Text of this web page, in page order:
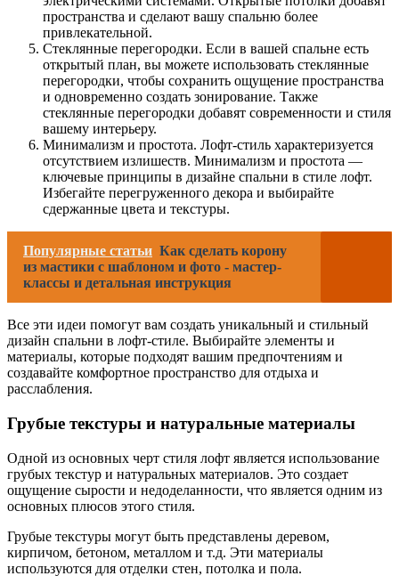
пространства и сделают вашу спальню более
привлекательной.
Стеклянные перегородки. Если в вашей спальне есть
открытый план, вы можете использовать стеклянные
перегородки, чтобы сохранить ощущение пространства
и одновременно создать зонирование. Также
стеклянные перегородки добавят современности и стиля
вашему интерьеру.
Минимализм и простота. Лофт-стиль характеризуется
отсутствием излишеств. Минимализм и простота —
ключевые принципы в дизайне спальни в стиле лофт.
Избегайте перегруженного декора и выбирайте
сдержанные цвета и текстуры.
Популярные статьи Как сделать корону
из мастики с шаблоном и фото - мастер-
классы и детальная инструкция
Все эти идеи помогут вам создать уникальный и стильный
дизайн спальни в лофт-стиле. Выбирайте элементы и
материалы, которые подходят вашим предпочтениям и
создавайте комфортное пространство для отдыха и
расслабления.
Грубые текстуры и натуральные материалы
Одной из основных черт стиля лофт является использование
грубых текстур и натуральных материалов. Это создает
ощущение сырости и недоделанности, что является одним из
основных плюсов этого стиля.
Грубые текстуры могут быть представлены деревом,
кирпичом, бетоном, металлом и т.д. Эти материалы
используются для отделки стен, потолка и пола.